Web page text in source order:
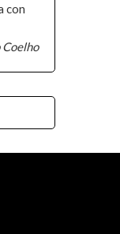
con
Coelho